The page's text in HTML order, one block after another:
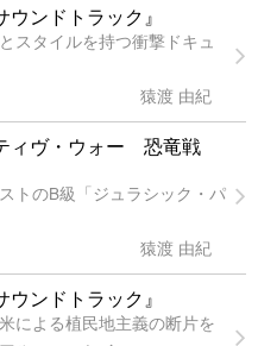
ウンドトラック』
スタイルを持つ衝撃ドキュ
猿渡 由紀
ィヴ・ウォー 恐竜戦
トのB級「ジュラシック・パ
猿渡 由紀
ウンドトラック』
による植民地主義の断片を